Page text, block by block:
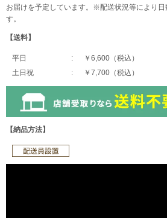
お届けを予定しています。※配送状況等により日
す。
【送料】
平日
￥6,600（税込）
土日祝
￥7,700（税込）
【納品方法】